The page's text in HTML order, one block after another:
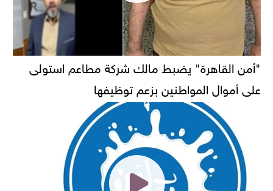
"أمن القاهرة" يضبط مالك شركة مطاعم استولى
على أموال المواطنين بزعم توظيفها